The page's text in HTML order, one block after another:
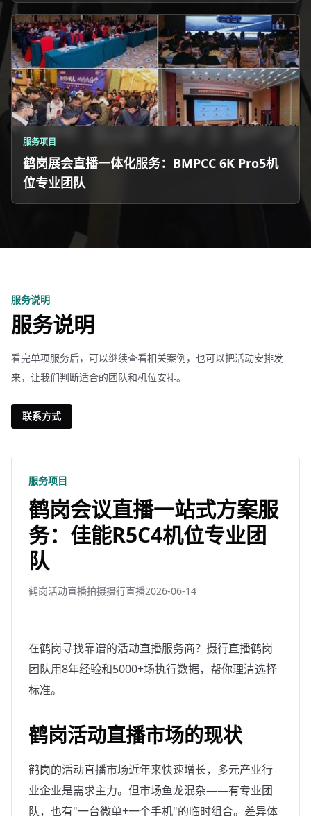
服务项目
鹤岗展会直播一体化服务：BMPCC 6K Pro5机
位专业团队
服务说明
服务说明
看完单项服务后，可以继续查看相关案例，也可以把活动安排发
来，让我们判断适合的团队和机位安排。
联系方式
服务项目
鹤岗会议直播一站式方案服
务：佳能R5C4机位专业团
队
鹤岗活动直播拍摄摄行直播2026-06-14
在鹤岗寻找靠谱的活动直播服务商？摄行直播鹤岗
团队用8年经验和5000+场执行数据，帮你理清选择
标准。
鹤岗活动直播市场的现状
鹤岗的活动直播市场近年来快速增长，多元产业行
业企业是需求主力。但市场鱼龙混杂——有专业团
队，也有"一台微单+一个手机"的临时组合。差异体